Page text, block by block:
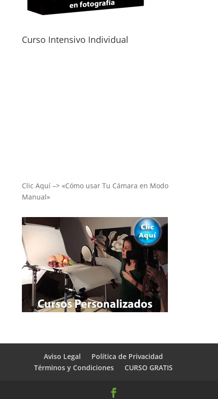
Curso Intensivo Individual
Clic Aquí –> «Cómo usar Tu Cámara en Modo
Manual»
Aviso Legal
Política de Privacidad
Términos y Condiciones
CURSO GRATIS